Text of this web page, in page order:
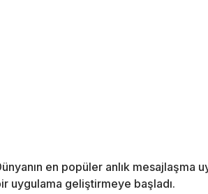
en popüler anlık mesajlaşma
uygulama geliştirmeye başladı.